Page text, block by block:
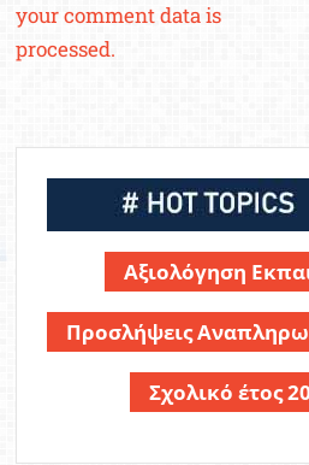
your comment data is
processed.
Αξιολόγηση
Προσλήψεις
Σχολικό έτος